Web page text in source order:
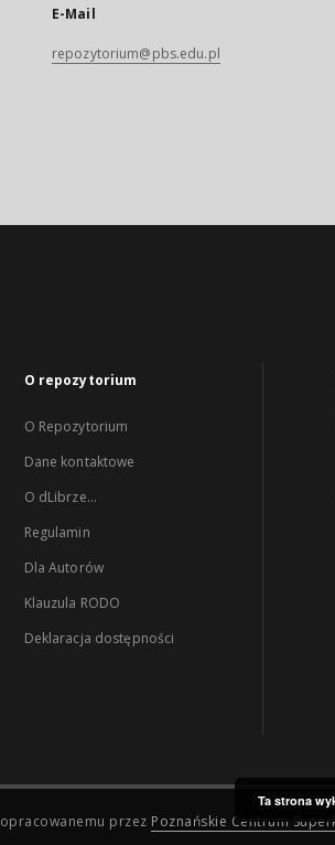
E-Mail
repozytorium@pbs.edu.pl
O repozytorium
O Repozytorium
Dane kontaktowe
O dLibrze...
Regulamin
Dla Autorów
Klauzula RODO
Deklaracja dostępności
opracowanemu przez Poznańskie Centrum
Ta strona